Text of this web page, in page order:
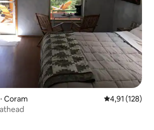
Coram 4,91 de uma
4,91 (128)